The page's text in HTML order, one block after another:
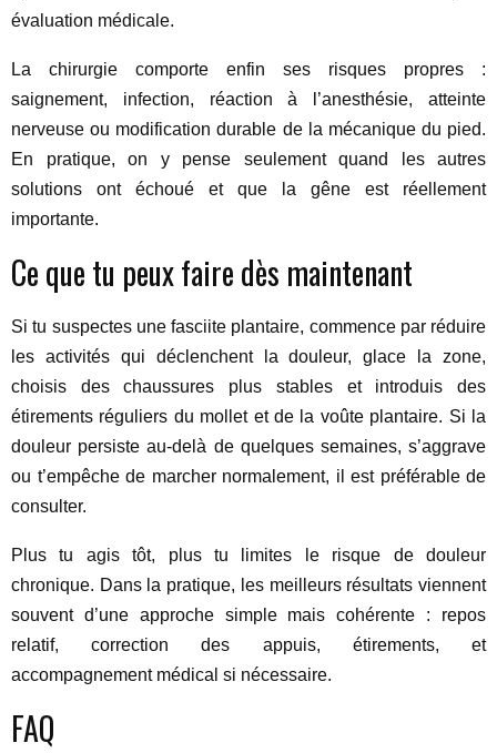
évaluation médicale.
La chirurgie comporte enfin ses risques propres :
saignement, infection, réaction à l’anesthésie, atteinte
nerveuse ou modification durable de la mécanique du pied.
En pratique, on y pense seulement quand les autres
solutions ont échoué et que la gêne est réellement
importante.
Ce que tu peux faire dès maintenant
Si tu suspectes une fasciite plantaire, commence par réduire
les activités qui déclenchent la douleur, glace la zone,
choisis des chaussures plus stables et introduis des
étirements réguliers du mollet et de la voûte plantaire. Si la
douleur persiste au-delà de quelques semaines, s’aggrave
ou t’empêche de marcher normalement, il est préférable de
consulter.
Plus tu agis tôt, plus tu limites le risque de douleur
chronique. Dans la pratique, les meilleurs résultats viennent
souvent d’une approche simple mais cohérente : repos
relatif, correction des appuis, étirements, et
accompagnement médical si nécessaire.
FAQ